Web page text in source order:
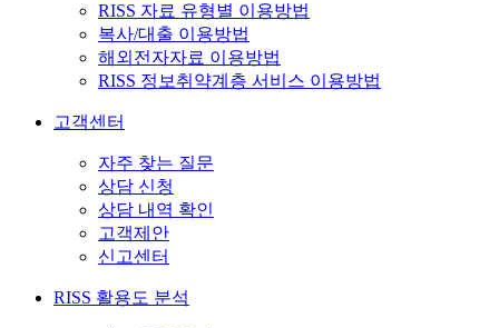
RISS 자료 유형별 이용방법
복사/대출 이용방법
해외전자자료 이용방법
RISS 정보취약계층 서비스 이용방법
고객센터
자주 찾는 질문
상담 신청
상담 내역 확인
고객제안
신고센터
RISS 활용도 분석